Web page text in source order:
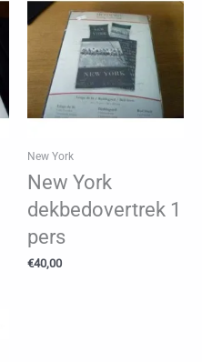
New York
New York
dekbedovertrek 1
pers
€40,00